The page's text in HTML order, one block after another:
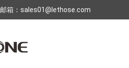
邮箱：sales01@lethose.com